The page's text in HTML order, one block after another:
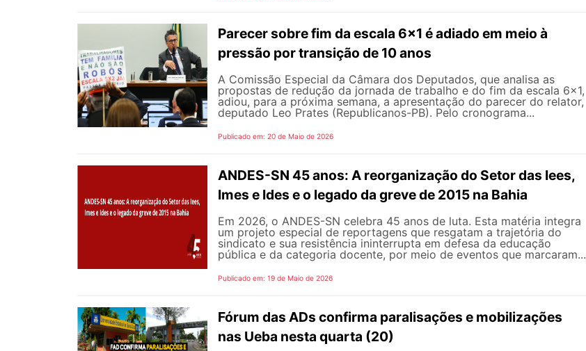
Parecer sobre fim da escala 6x1 é adiado em meio à
pressão por transição de 10 anos
A Comissão Especial da Câmara dos Deputados, que analisa as
propostas de redução da jornada de trabalho e do fim da escala 6x1,
adiou, para a próxima semana, a apresentação do parecer do relator,
deputado Leo Prates (Republicanos-PB). Pelo cronograma...
Publicado em: 20 de Maio de 2026
ANDES-SN 45 anos: A reorganização do Setor das Iees,
Imes e Ides e o legado da greve de 2015 na Bahia
Em 2026, o ANDES-SN celebra 45 anos de luta. Esta matéria integra
um projeto especial de reportagens que resgatam a trajetória do
sindicato e sua resistência ininterrupta em defesa da educação
pública e da categoria docente, por meio de eventos que marcaram...
Publicado em: 19 de Maio de 2026
Fórum das ADs confirma paralisações e mobilizações
nas Ueba nesta quarta (20)